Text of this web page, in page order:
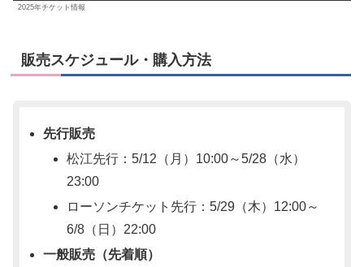
2025年チケット情報
販売スケジュール・購入方法
先行販売
松江先行：5/12（月）10:00～5/28（水）
23:00
ローソンチケット先行：5/29（木）12:00～
6/8（日）22:00
一般販売（先着順）